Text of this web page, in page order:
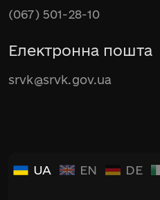
(067) 501-28-10
Електронна пошта
srvk@srvk.gov.ua
UA EN DE